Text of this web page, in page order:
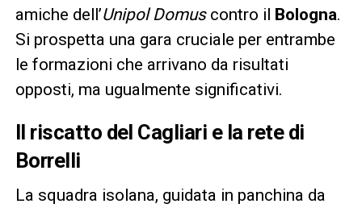
amiche dell’Unipol Domuscontro il Bologna.
Si prospetta una gara cruciale per entrambe
le formazioni che arrivano da risultati
opposti, ma ugualmente significativi.
Il riscatto del Cagliari e la rete di
Borrelli
La squadra isolana, guidata in panchina da